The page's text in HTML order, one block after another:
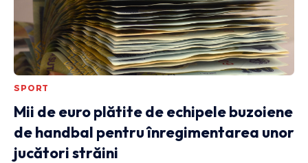
SPORT
Mii de euro plătite de echipele buzoiene
de handbal pentru înregimentarea unor
jucători străini